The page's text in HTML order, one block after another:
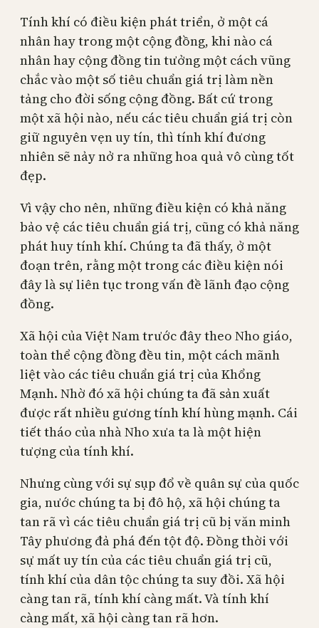
Tính khí có điều kiện phát triển, ở một cá
nhân hay trong một cộng đồng, khi nào cá
nhân hay cộng đồng tin tưởng một cách vũng
chắc vào một số tiêu chuẩn giá trị làm nền
tảng cho đời sống cộng đồng. Bất cứ trong
một xã hội nào, nếu các tiêu chuẩn giá trị còn
giữ nguyên vẹn uy tín, thì tính khí đương
nhiên sẽ nảy nở ra những hoa quả vô cùng tốt
đẹp.
Vì vậy cho nên, những điều kiện có khả năng
bảo vệ các tiêu chuẩn giá trị, cũng có khả năng
phát huy tính khí. Chúng ta đã thấy, ở một
đoạn trên, rằng một trong các điều kiện nói
đây là sự liên tục trong vấn đề lãnh đạo cộng
đồng.
Xã hội của Việt Nam trước đây theo Nho giáo,
toàn thể cộng đồng đều tin, một cách mãnh
liệt vào các tiêu chuẩn giá trị của Khổng
Mạnh. Nhờ đó xã hội chúng ta đã sản xuất
được rất nhiều gương tính khí hùng mạnh. Cái
tiết tháo của nhà Nho xưa ta là một hiện
tượng của tính khí.
Nhưng cùng với sự sụp đổ về quân sự của quốc
gia, nước chúng ta bị đô hộ, xã hội chúng ta
tan rã vì các tiêu chuẩn giá trị cũ bị văn minh
Tây phương đả phá đến tột độ. Đồng thời với
sự mất uy tín của các tiêu chuẩn giá trị cũ,
tính khí của dân tộc chúng ta suy đồi. Xã hội
càng tan rã, tính khí càng mất. Và tính khí
càng mất, xã hội càng tan rã hơn.